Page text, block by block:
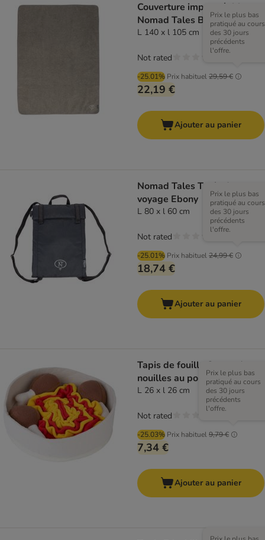
Couverture imperméable
Nomad Tales Blush taupe
L 140 x l 105 cm
-25.01% Prix habituel29,59 €
Prix le plus bas
pratiqué au cours
des 30 jours
précédents
l'offre.
22,19 €
Not rated
Ajouter au panier
Nomad Tales Tapis de
voyage Ebony
L 80 x l 60 cm
-25.01% Prix habituel24,99 €
Prix le plus bas
pratiqué au cours
des 30 jours
précédents
l'offre.
18,74 €
Not rated
Ajouter au panier
Tapis de fouille Soupe de
nouilles au poulet de TIAKI
L 26 x l 26 cm
-25.03% Prix habituel9,79 €
Prix le plus bas
pratiqué au cours
des 30 jours
précédents
l'offre.
7,34 €
Not rated
Ajouter au panier